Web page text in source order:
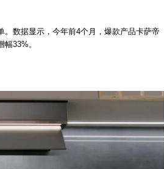
数据显示，今年前4个月，爆款产品卡萨帝
33%。